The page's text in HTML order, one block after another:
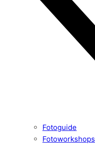
Fotoguide
Fotoworkshops